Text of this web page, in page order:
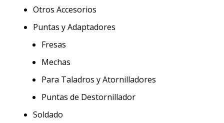
Otros Accesorios
Puntas y Adaptadores
Fresas
Mechas
Para Taladros y Atornilladores
Puntas de Destornillador
Soldado